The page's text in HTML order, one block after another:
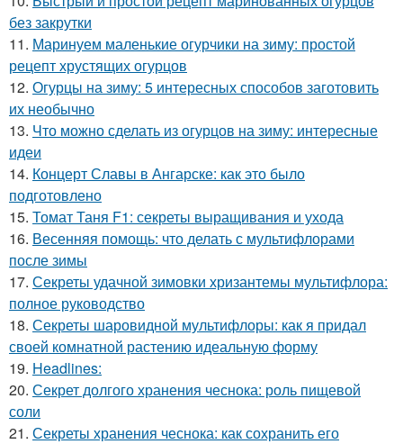
без закрутки
11. Маринуем маленькие огурчики на зиму: простой
рецепт хрустящих огурцов
12. Огурцы на зиму: 5 интересных способов заготовить
их необычно
13. Что можно сделать из огурцов на зиму: интересные
идеи
14. Концерт Славы в Ангарске: как это было
подготовлено
15. Томат Таня F1: секреты выращивания и ухода
16. Весенняя помощь: что делать с мультифлорами
после зимы
17. Секреты удачной зимовки хризантемы мультифлора:
полное руководство
18. Секреты шаровидной мультифлоры: как я придал
своей комнатной растению идеальную форму
19. Headlines:
20. Секрет долгого хранения чеснока: роль пищевой
соли
21. Секреты хранения чеснока: как сохранить его